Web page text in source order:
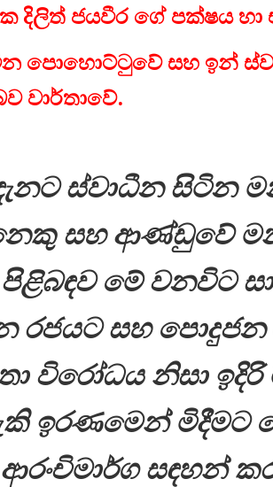
දිලිත් ජයවීර ගේ පක්ෂය
පොහොට්ටුවේ සහ ඉන්
වාර්තාවේ.
ස්වාධීන සිටින
සහ ආණ්ඩුවේ
මේ වනවිට
රජයට සහ
විරෝධය නිසා
ඉරණමෙන් මිදීමට
සඳහන්